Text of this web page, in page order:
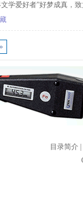
学爱好者”好梦成真，
>中华少年作家网目前设
导师，吸引了祖国各地
»
目录简介